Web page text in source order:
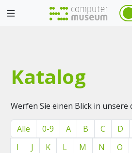
Katalog
Werfen Sie einen Blick in unsere
Alle 0-9 A B C D
I
J K L M N O